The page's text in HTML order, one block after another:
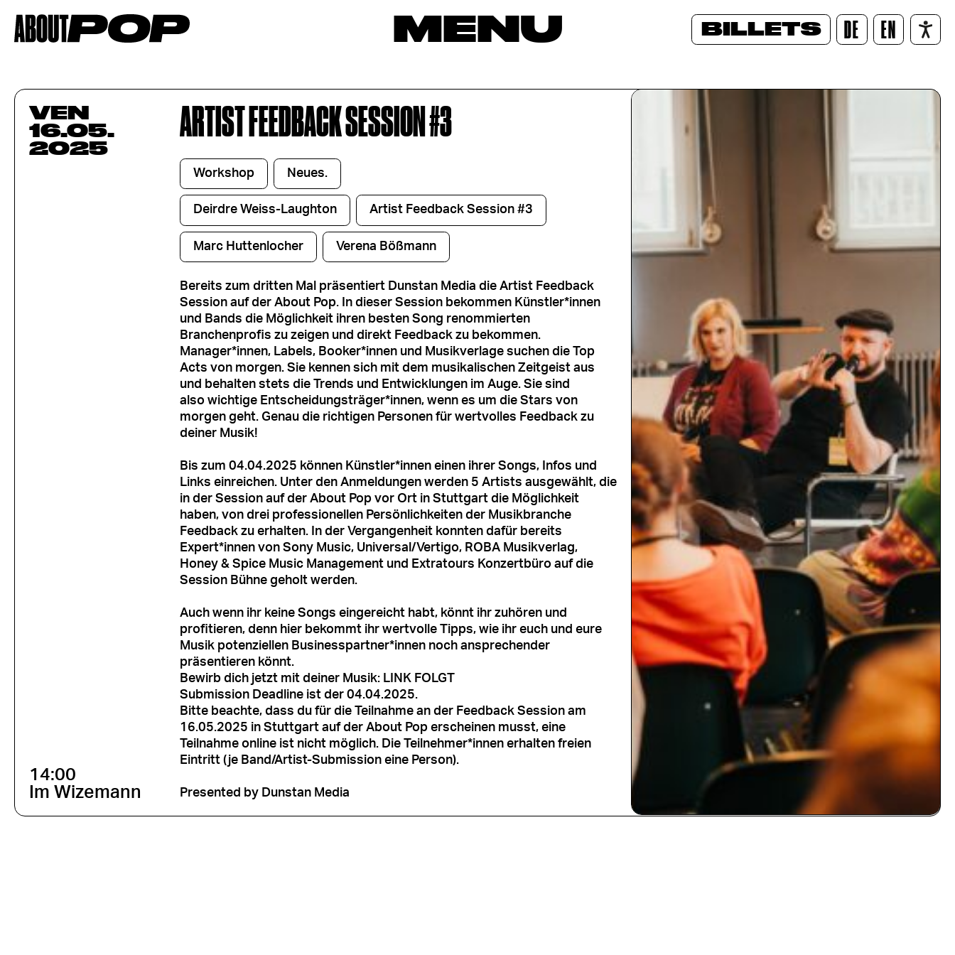
MENU BILLETS DE EN
VEN
16.05.
2025
14:00
Im Wizemann
ARTIST FEEDBACK SESSION #3
Workshop Neues.
Deirdre Weiss-Laughton Artist Feedback Session #3
Marc Huttenlocher Verena Bößmann
Bereits zum dritten Mal präsentiert Dunstan Media die Artist Feedback
Session auf der About Pop. In dieser Session bekommen Künstler*innen
und Bands die Möglichkeit ihren besten Song renommierten
Branchenprofis zu zeigen und direkt Feedback zu bekommen.
Manager*innen, Labels, Booker*innen und Musikverlage suchen die Top
Acts von morgen. Sie kennen sich mit dem musikalischen Zeitgeist aus
und behalten stets die Trends und Entwicklungen im Auge. Sie sind
also wichtige Entscheidungsträger*innen, wenn es um die Stars von
morgen geht. Genau die richtigen Personen für wertvolles Feedback zu
deiner Musik!
Bis zum 04.04.2025 können Künstler*innen einen ihrer Songs, Infos und
Links einreichen. Unter den Anmeldungen werden 5 Artists ausgewählt, die
in der Session auf der About Pop vor Ort in Stuttgart die Möglichkeit
haben, von drei professionellen Persönlichkeiten der Musikbranche
Feedback zu erhalten. In der Vergangenheit konnten dafür bereits
Expert*innen von Sony Music, Universal/Vertigo, ROBA Musikverlag,
Honey & Spice Music Management und Extratours Konzertbüro auf die
Session Bühne geholt werden.
Auch wenn ihr keine Songs eingereicht habt, könnt ihr zuhören und
profitieren, denn hier bekommt ihr wertvolle Tipps, wie ihr euch und eure
Musik potenziellen Businesspartner*innen noch ansprechender
präsentieren könnt.
Bewirb dich jetzt mit deiner Musik: LINK FOLGT
Submission Deadline ist der 04.04.2025.
Bitte beachte, dass du für die Teilnahme an der Feedback Session am
16.05.2025 in Stuttgart auf der About Pop erscheinen musst, eine
Teilnahme online ist nicht möglich. Die Teilnehmer*innen erhalten freien
Eintritt (je Band/Artist-Submission eine Person).
Presented by Dunstan Media